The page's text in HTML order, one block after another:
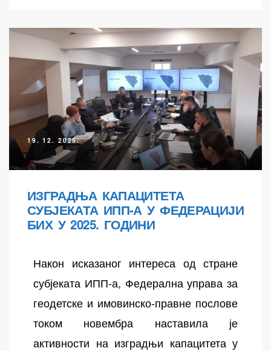
19. 12. 2025.
ИЗГРАДЊА КАПАЦИТЕТА
СУБЈЕКАТА ИПП-А У ФЕДЕРАЦИЈИ
БИХ У 2025. ГОДИНИ
Након исказаног интереса од стране
субјеката ИПП-а, Федерална управа за
геодетске и имовинско-правне послове
током новембра наставила је
активности на изградњи капацитета у